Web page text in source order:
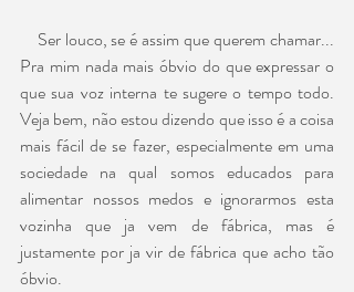
Pra mim nada mais óbvio do que expressar o
que sua voz interna te sugere o tempo todo.
Veja bem, não estou dizendo que isso é a coisa
mais fácil de se fazer, especialmente em uma
sociedade na qual somos educados para
alimentar nossos medos e ignorarmos esta
vozinha que ja vem de fábrica, mas é
justamente por ja vir de fábrica que acho tão
óbvio.